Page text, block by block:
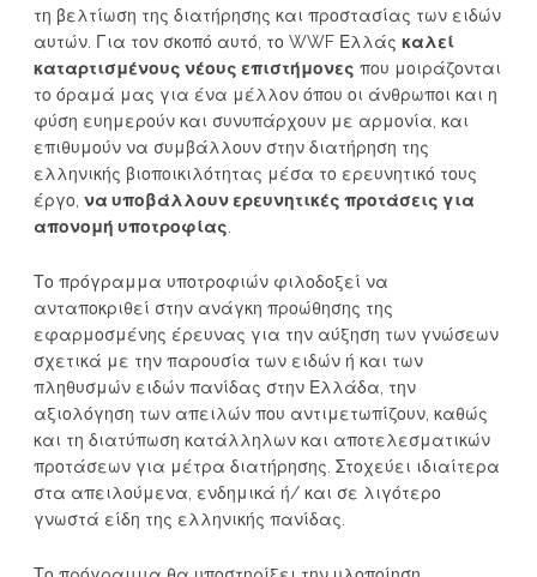
τη βελτίωση της διατήρησης και προστασίας των ειδών
αυτών. Για τον σκοπό αυτό, το WWF Ελλάς καλεί
καταρτισμένους νέους επιστήμονες που μοιράζονται
το όραμά μας για ένα μέλλον όπου οι άνθρωποι και η
φύση ευημερούν και συνυπάρχουν με αρμονία, και
επιθυμούν να συμβάλλουν στην διατήρηση της
ελληνικής βιοποικιλότητας μέσα το ερευνητικό τους
έργο, να υποβάλλουν ερευνητικές προτάσεις για
απονομή υποτροφίας
Το πρόγραμμα υποτροφιών φιλοδοξεί να
ανταποκριθεί στην ανάγκη προώθησης της
εφαρμοσμένης έρευνας για την αύξηση των γνώσεων
σχετικά με την παρουσία των ειδών ή και των
πληθυσμών ειδών πανίδας στην Ελλάδα, την
αξιολόγηση των απειλών που αντιμετωπίζουν, καθώς
και τη διατύπωση κατάλληλων και αποτελεσματικών
προτάσεων για μέτρα διατήρησης. Στοχεύει ιδιαίτερα
στα απειλούμενα, ενδημικά ή/ και σε λιγότερο
γνωστά είδη της ελληνικής πανίδας.